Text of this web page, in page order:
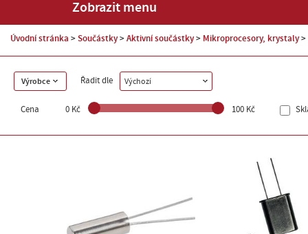
Zobrazit menu
Úvodní stránka Součástky Aktivní součástky Mikroprocesory, krystaly
Výrobce Řadit dle Výchozí
Cena 0 Kč 100 Kč